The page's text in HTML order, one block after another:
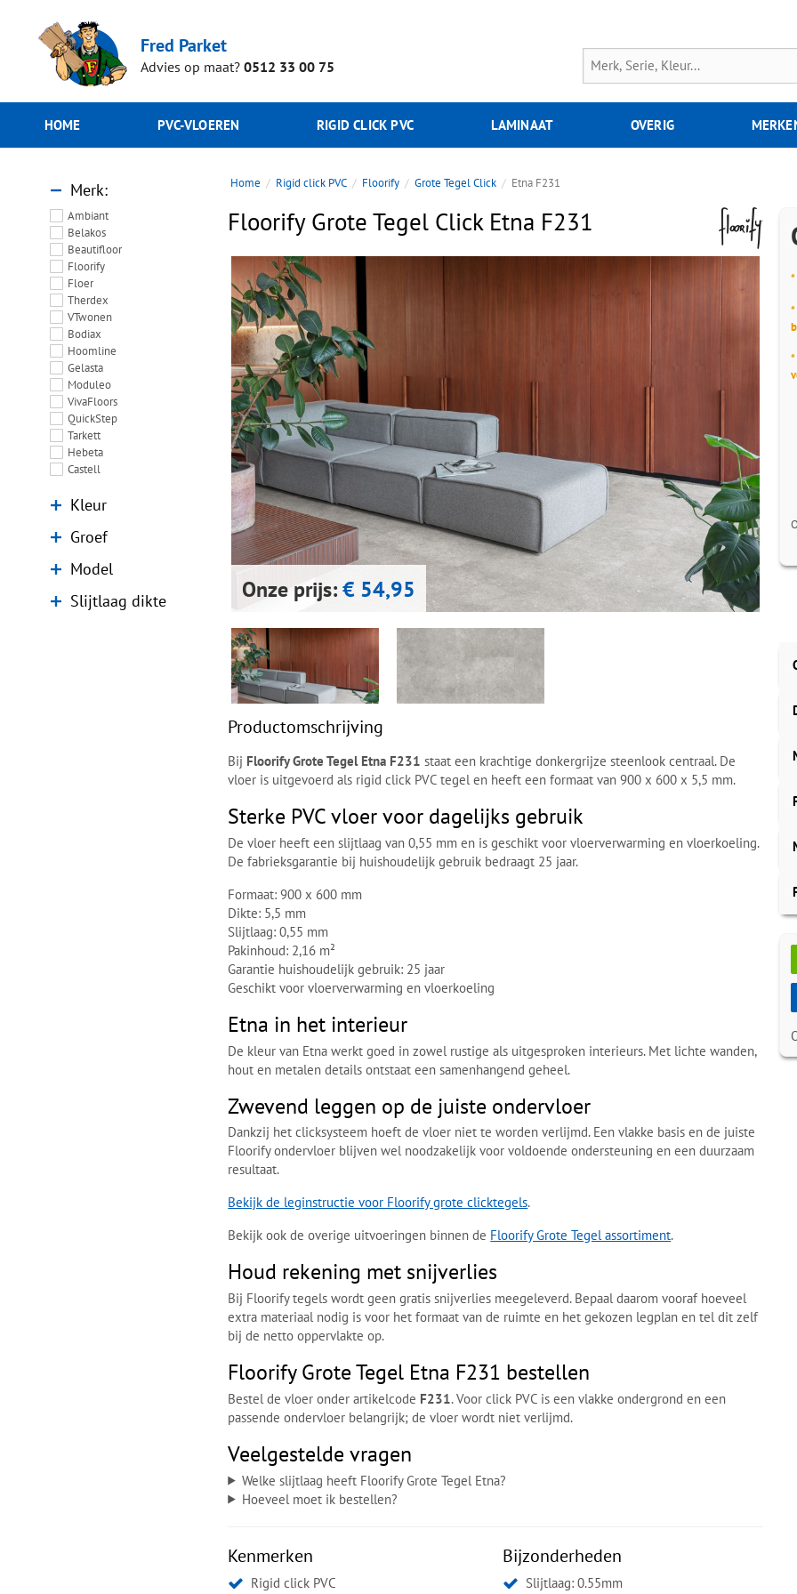
Fred Parket
Advies op maat? 0512 33 00 75
HOME PVC-VLOEREN RIGID CLICK PVC LAMINAAT OVERIG
Merk
Ambiant
Belakos
Beautifloor
Floorify
Floer
Therdex
VTwonen
Bodiax
Hoomline
Gelasta
Moduleo
VivaFloors
QuickStep
Tarkett
Hebeta
Castell
Kleur
Groef
Model
Slijtlaag dikte
Home Rigid click PVC Floorify Grote Tegel Click Etna F231
Floorify Grote Tegel Click Etna F231
Onze prijs: € 54,95
Productomschrijving
Bij Floorify Grote Tegel Etna F231 staat een krachtige donkergrijze steenlook centraal. De
vloer is uitgevoerd als rigid click PVC tegel en heeft een formaat van 900 x 600 x 5,5 mm.
Sterke PVC vloer voor dagelijks gebruik
De vloer heeft een slijtlaag van 0,55 mm en is geschikt voor vloerverwarming en vloerkoeling.
De fabrieksgarantie bij huishoudelijk gebruik bedraagt 25 jaar.
Formaat: 900 x 600 mm
Dikte: 5,5 mm
Slijtlaag: 0,55 mm
Pakinhoud: 2,16 m²
Garantie huishoudelijk gebruik: 25 jaar
Geschikt voor vloerverwarming en vloerkoeling
Etna in het interieur
De kleur van Etna werkt goed in zowel rustige als uitgesproken interieurs. Met lichte wanden,
hout en metalen details ontstaat een samenhangend geheel.
Zwevend leggen op de juiste ondervloer
Dankzij het clicksysteem hoeft de vloer niet te worden verlijmd. Een vlakke basis en de juiste
Floorify ondervloer blijven wel noodzakelijk voor voldoende ondersteuning en een duurzaam
resultaat.
Bekijk de leginstructie voor Floorify grote clicktegels.
Bekijk ook de overige uitvoeringen binnen de Floorify Grote Tegel assortiment.
Houd rekening met snijverlies
Bij Floorify tegels wordt geen gratis snijverlies meegeleverd. Bepaal daarom vooraf hoeveel
extra materiaal nodig is voor het formaat van de ruimte en het gekozen legplan en tel dit zelf
bij de netto oppervlakte op.
Floorify Grote Tegel Etna F231 bestellen
Bestel de vloer onder artikelcode F231. Voor click PVC is een vlakke ondergrond en een
passende ondervloer belangrijk; de vloer wordt niet verlijmd.
Veelgestelde vragen
Welke slijtlaag heeft Floorify Grote Tegel Etna?
Hoeveel moet ik bestellen?
Kenmerken
Rigid click PVC
Bijzonderheden
Slijtlaag: 0.55mm